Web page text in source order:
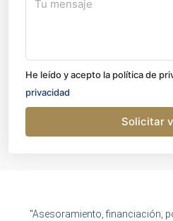
He leído y acepto la política de
privacidad
Solicitar
"Asesoramiento, financiación,